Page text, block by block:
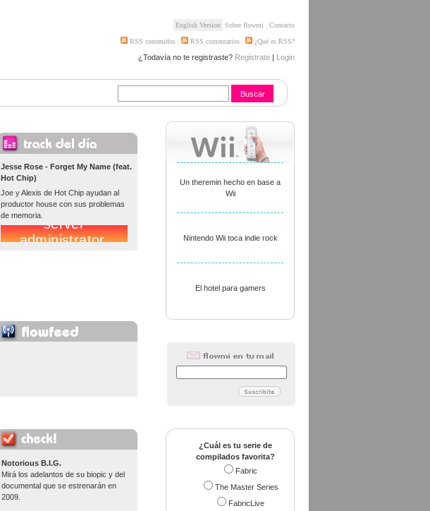
English Version Sobre flowmi Contacto
RSS contenidos RSS comentarios ¿Qué es RSS?
¿Todavía no te registraste? Registrate | Login
Un theremin hecho en base a
Wii
Nintendo Wii toca indie rock
El hotel para gamers
¿Cuál es tu serie de
compilados favorita?
Fabric
The Master Series
FabricLive
Jesse Rose - Forget My Name (feat.
Hot Chip)
Joe y Alexis de Hot Chip ayudan al
productor house con sus problemas
de memoria.
Notorious B.I.G.
Mirá los adelantos de su biopic y del
documental que se estrenarán en
2009.